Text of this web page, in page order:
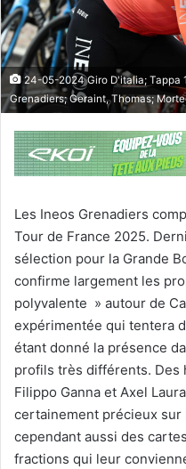
24-05-2024 Giro D'italia; Tappa
Grenadiers; Geraint, Thomas;
Les Ineos Grenadiers
Tour de France 2025.
sélection pour la Grande
confirme largement les
polyvalente » autour de
expérimentée qui tentera
étant donné la présence
profils très différents. Des
Filippo Ganna et Axel
certainement précieux sur
cependant aussi des
fractions qui leur